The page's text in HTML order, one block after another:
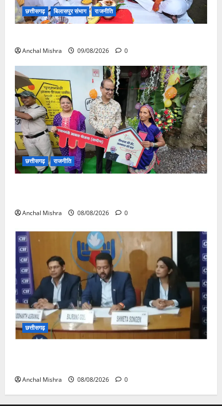
छत्तीसगढ़ बिलासपुर संभाग राजनीति
Anchal Mishra 09/08/2026 0
छत्तीसगढ़ राजनीति
Anchal Mishra 08/08/2026 0
छत्तीसगढ़
Anchal Mishra 08/08/2026 0